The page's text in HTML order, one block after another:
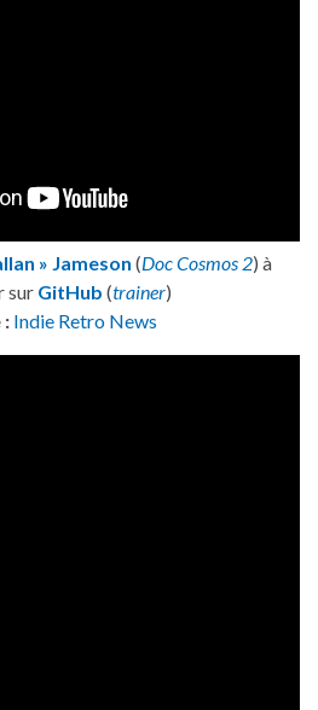
» Jameson (Doc Cosmos 2) à
sur GitHub (trainer)
: Indie Retro News